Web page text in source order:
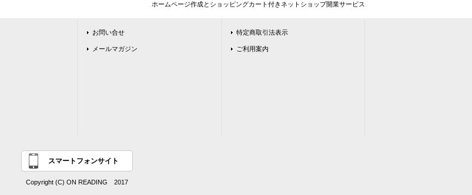
ホームページ作成とショッピングカート付きネットショップ開業サービス
お問い合せ
メールマガジン
特定商取引法表示
ご利用案内
スマートフォンサイト
Copyright (C) ON READING 2017